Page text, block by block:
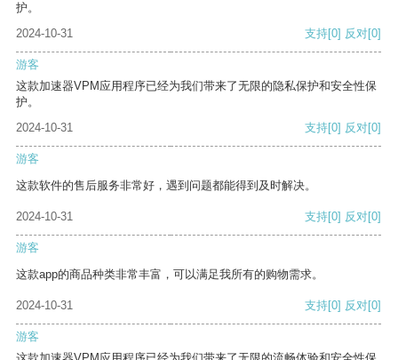
护。
2024-10-31
支持[0] 反对[0]
游客
这款加速器VPM应用程序已经为我们带来了无限的隐私保护和安全性保
护。
2024-10-31
支持[0] 反对[0]
游客
这款软件的售后服务非常好，遇到问题都能得到及时解决。
2024-10-31 支持[0] 反对[0]
游客
这款app的商品种类非常丰富，可以满足我所有的购物需求。
2024-10-31 支持[0] 反对[0]
游客